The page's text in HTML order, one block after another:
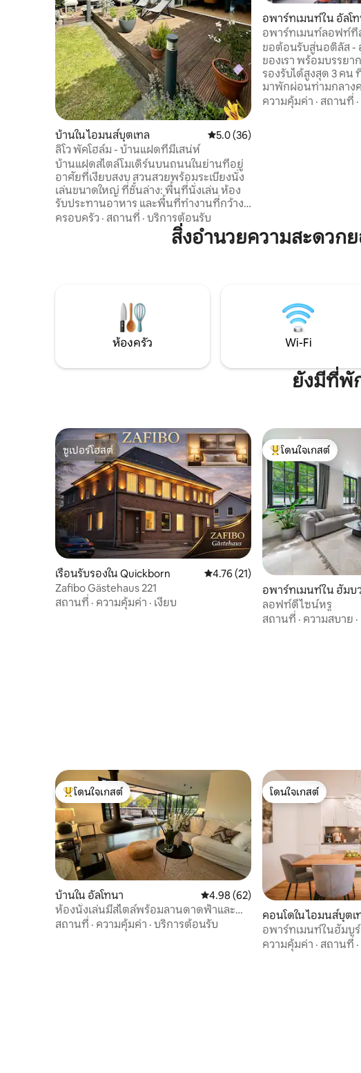
บ้านใน ไอมนส์บุตเทล คะแนนเฉลี่ย 5.0 จาก 5, 36 รีวิว
5.0 (36)
ลิโว พัคโฮล์ม - บ้านแฝดที่มีเสน่ห์
บ้านแฝดสไตล์โมเดิร์นบนถนนในย่านที่อยู่
อาศัยที่เงียบสงบ สวนสวยพร้อมระเบียงนั่ง
เล่นขนาดใหญ่ ที่ชั้นล่าง: พื้นที่นั่งเล่น ห้อง
รับประทานอาหาร และพื้นที่ทำงานที่กว้าง
ขวาง (พร้อมเตียงโซฟาแบบดึงออก) แยก
ประตูได้ ห้องครัวพร้อมอุปกรณ์ครบครัน
(เครื่องชงกาแฟ เครื่องล้างจาน ไมโครเวฟ...)
ต่อที่ดีเยี่ยม รถเมล์ สถานีรถไฟ ทางหลวง
ครอบครัว · สถานที่ · บริการต้อนรับ
อพาร์ทเมนท์ใน อัลโท
อพาร์ทเมนท์ลอฟท์ที่
ขอต้อนรับสู่นอติลัส -
ของเรา พร้อมบรรย
รองรับได้สูงสุด 3 คน ที่พักนี้เชิญชวนให้คุณ
มาพักผ่อนท่ามกลาง
บูร์ก เดินไปยังสวนสา
ความคุ้มค่า · สถานที่ ·
สิ่งอำนวยความสะดวก
ห้องครัว Wi-Fi
ยังมีที่พั
ซูเปอร์โฮสต์
ซูเปอร์โฮสต์
เรือนรับรองใน Quickborn คะแนนเฉลี่ย 4.76 จาก 5, 21 รีวิว
4.76 (21)
Zafibo Gästehaus 221
สถานที่ · ความคุ้มค่า · เงียบ
โดนใจเกสต์ที่สุด
โดนใจเกสต์
อพาร์ทเมนท์ใน ฮัมบ
ลอฟท์ดีไซน์หรู
สถานที่ · ความสบาย ·
โดนใจเกสต์ที่สุด
โดนใจเกสต์
บ้านใน อัลโทนา คะแนนเฉลี่ย 4.98 จาก 5, 62 รีวิว
4.98 (62)
ห้องนั่งเล่นมีสไตล์พร้อมลานดาดฟ้าและ
เตาผิงแบบเปิดโล่ง
สถานที่ · ความคุ้มค่า · บริการต้อนรับ
โดนใจเกสต์
โดนใจเกสต์
คอนโดใน ไอมนส์บุตเ
อพาร์ทเมนท์ในฮัมบูร์
ความคุ้มค่า · สถานที่ ·